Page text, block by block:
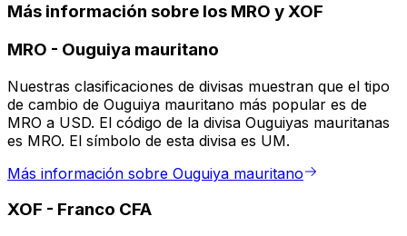
Más información sobre los MRO y XOF
MRO - Ouguiya mauritano
Nuestras clasificaciones de divisas muestran que el tipo
de cambio de Ouguiya mauritano más popular es de
MRO a USD. El código de la divisa Ouguiyas mauritanas
es MRO. El símbolo de esta divisa es UM.
Más información sobre Ouguiya mauritano
XOF - Franco CFA